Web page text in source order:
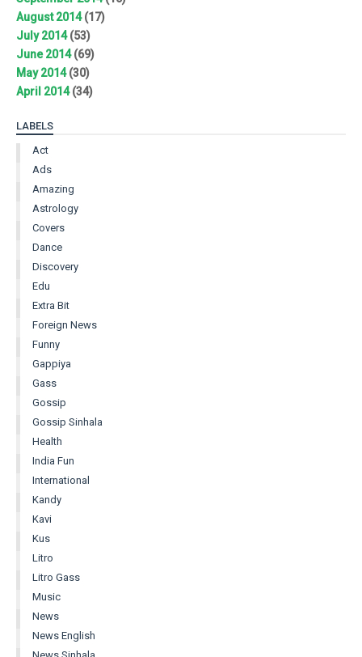
August 2014(17)
July 2014(53)
June 2014(69)
May 2014(30)
April 2014(34)
LABELS
Act
Ads
Amazing
Astrology
Covers
Dance
Discovery
Edu
Extra Bit
Foreign News
Funny
Gappiya
Gass
Gossip
Gossip Sinhala
Health
India Fun
International
Kandy
Kavi
Kus
Litro
Litro Gass
Music
News
News English